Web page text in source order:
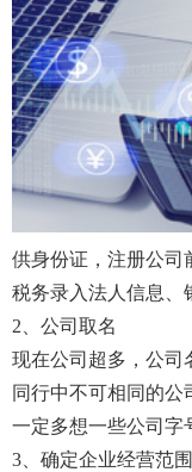
供身份证，注册公司
税务录入法人信息、
2、公司取名
现在公司超多，公司
同行中不可相同的公
一定多想一些公司字
3、确定企业经营范围